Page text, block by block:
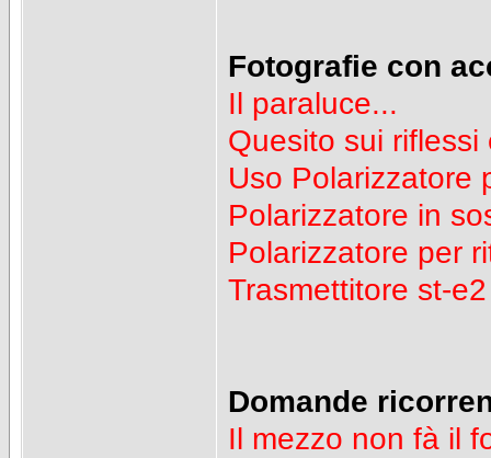
Fotografie con
Il paraluce...
Quesito sui
Uso Polarizzatore
Polarizzatore in
Polarizzatore per
Trasmettitore st-
Domande
Il mezzo non fà il